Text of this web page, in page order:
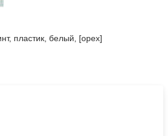
пластик, белый, [орех]